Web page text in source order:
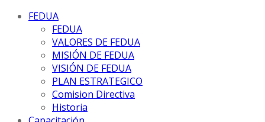
FEDUA
FEDUA
VALORES DE FEDUA
MISIÓN DE FEDUA
VISIÓN DE FEDUA
PLAN ESTRATEGICO
Comision Directiva
Historia